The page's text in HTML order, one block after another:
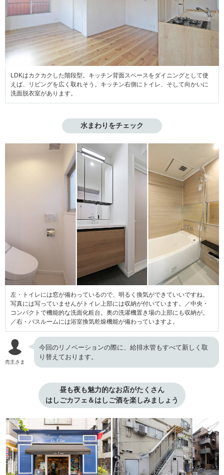
LDKはカクカクした階段型。キッチン背面スペースをダイニングとして使
えば、リビングを広く取れそう。キッチン右側にトイレ、そして向かいに
洗面脱衣室があります。
水まわりをチェック
左・トイレには窓が備わっているので、明るく換気ができていいですね。
写真には写っていませんがトイレ上部には収納が付いています。／中央・
コンパクトで機能的な洗面化粧台。奥の洗濯機置き場の上部にも収納が。
／右・バスルームには浴室換気乾燥機能が備わっていますよ。
売主さま
今回のリノベーションの際に、給排水管もすべて新しく取
り替えております。
昼も夜も魅力的なお店がたくさん
はしごカフェ＆はしご酒を楽しみましょう